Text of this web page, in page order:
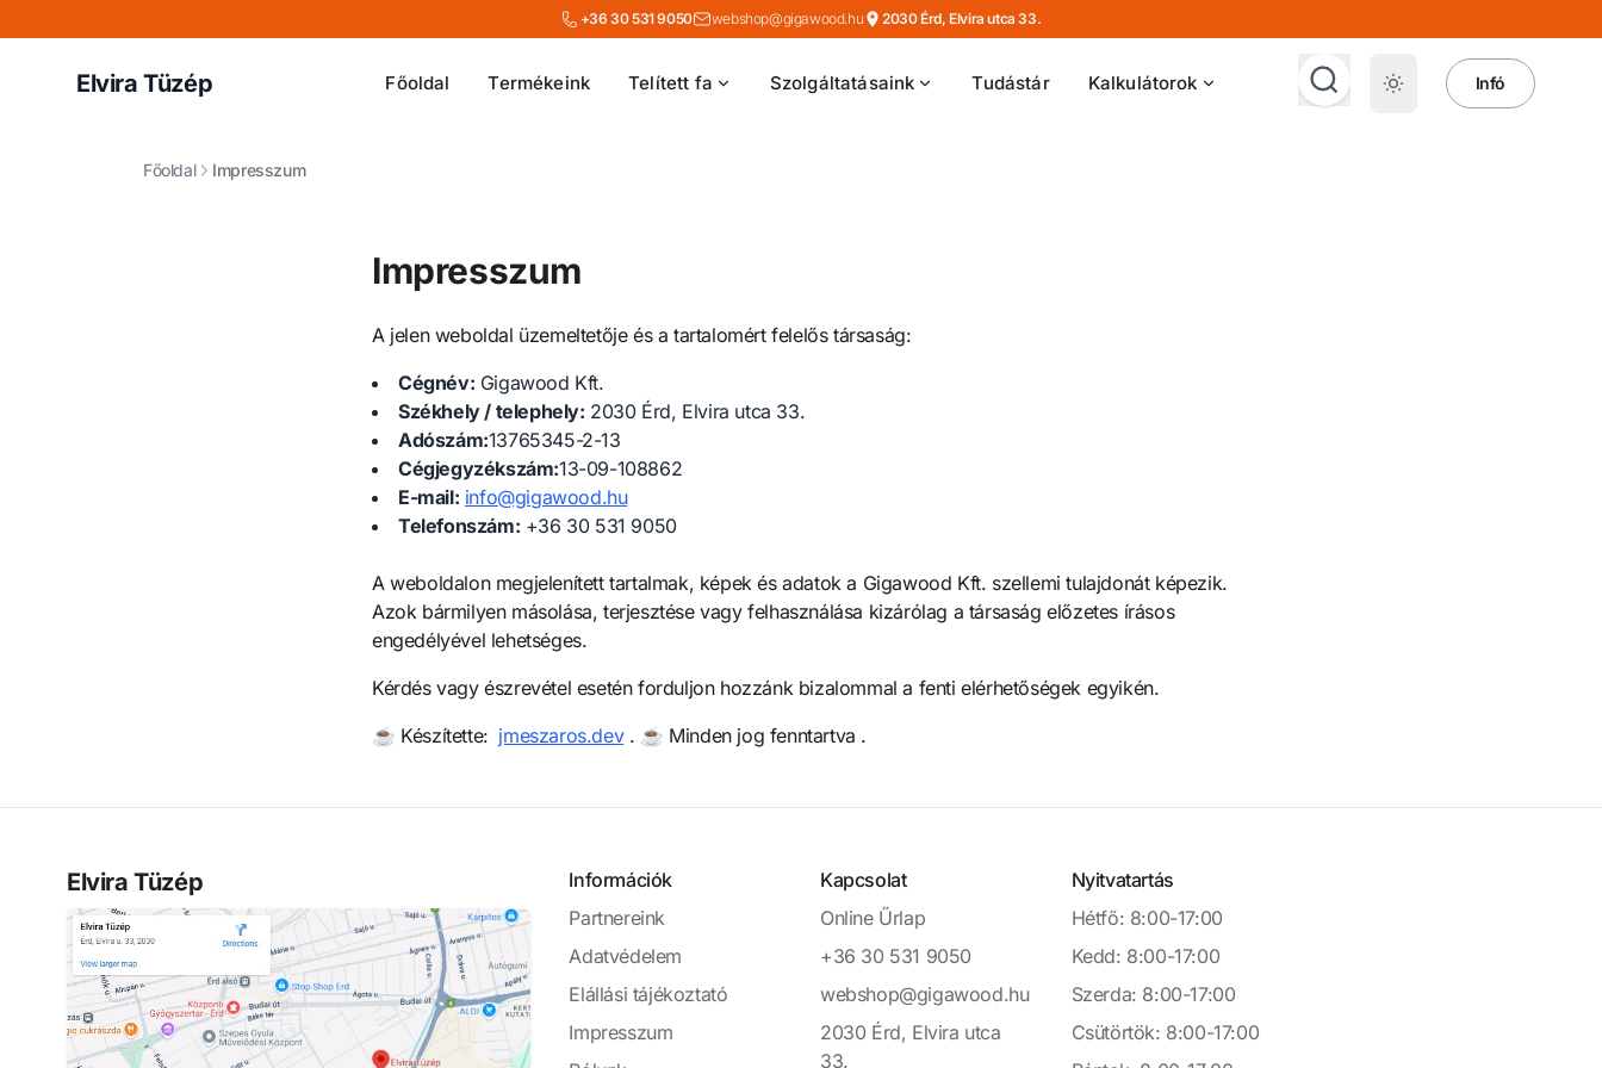
+36 30 531 9050 webshop@gigawood.hu 2030 Érd, Elvira utca 33.
Elvira Tüzép Főoldal Termékeink Telített fa Szolgáltatásaink Tudástár Kalkulátorok Infó
Főoldal Impresszum
Impresszum
A jelen weboldal üzemeltetője és a tartalomért felelős társaság:
Cégnév: Gigawood Kft.
Székhely / telephely: 2030 Érd, Elvira utca 33.
Adószám:13765345-2-13
Cégjegyzékszám:13-09-108862
E-mail: info@gigawood.hu
Telefonszám: +36 30 531 9050
A weboldalon megjelenített tartalmak, képek és adatok a Gigawood Kft. szellemi tulajdonát képezik.
Azok bármilyen másolása, terjesztése vagy felhasználása kizárólag a társaság előzetes írásos
engedélyével lehetséges.
Kérdés vagy észrevétel esetén forduljon hozzánk bizalommal a fenti elérhetőségek egyikén.
☕️ Készítette: jmeszaros.dev . ☕️ Minden jog fenntartva .
Elvira Tüzép
Információk
Partnereink
Adatvédelem
Elállási tájékoztató
Impresszum
Kapcsolat
Online Űrlap
+36 30 531 9050
webshop@gigawood.hu
2030 Érd, Elvira utca
33.
Nyitvatartás
Hétfő: 8:00-17:00
Kedd: 8:00-17:00
Szerda: 8:00-17:00
Csütörtök: 8:00-17:00